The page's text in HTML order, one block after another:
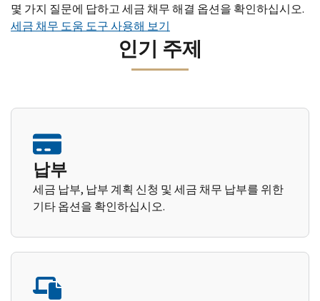
몇 가지 질문에 답하고 세금 채무 해결 옵션을 확인하십시오.
세금 채무 도움 도구 사용해 보기
인기 주제
납부
세금 납부, 납부 계획 신청 및 세금 채무 납부를 위한
기타 옵션을 확인하십시오.